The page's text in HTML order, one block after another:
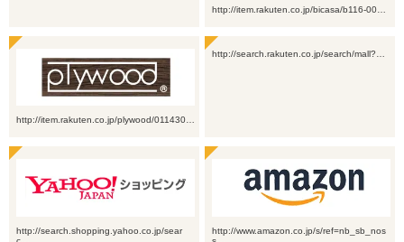
http://item.rakuten.co.jp/bicasa/b116-00…
http://item.rakuten.co.jp/plywood/011430…
http://search.rakuten.co.jp/search/mall?…
http://search.shopping.yahoo.co.jp/sear
http://www.amazon.co.jp/s/ref=nb_sb_nos